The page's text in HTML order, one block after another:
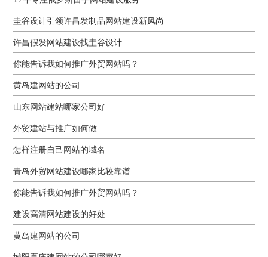
圭谷设计引领许昌发制品网站建设新风尚
许昌假发网站建设找圭谷设计
你能告诉我如何推广外贸网站吗？
黄岛建网站的公司
山东网站建站哪家公司好
外贸建站与推广如何做
怎样注册自己网站的域名
青岛外贸网站建设哪家比较靠谱
你能告诉我如何推广外贸网站吗？
建设高清网站建设的好处
黄岛建网站的公司